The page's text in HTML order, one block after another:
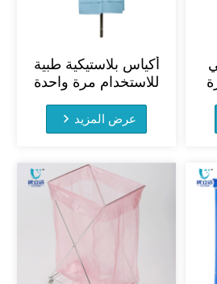
أكياس بلاستيكية طبية
للاستخدام مرة واحدة
من البولي إيثيلين،
مخصصة للمستشفيات
عرض المزيد